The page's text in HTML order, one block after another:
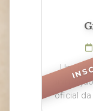
Um
oficial